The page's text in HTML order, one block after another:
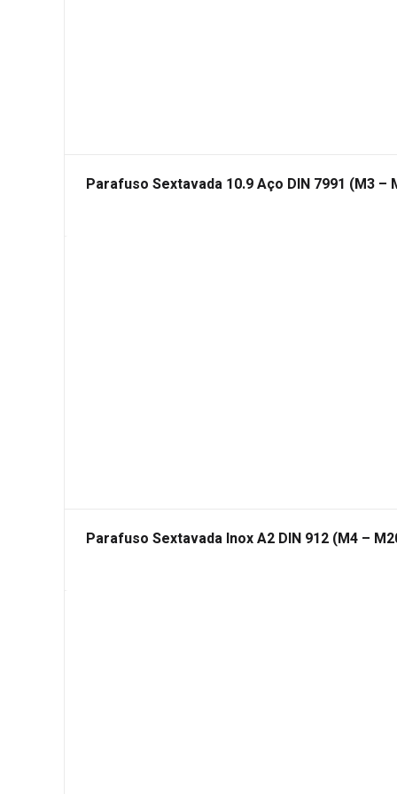
Parafuso Sextavada 10.9 Aço DIN 7991 (M3 –
Parafuso Sextavada Inox A2 DIN 912 (M4 –